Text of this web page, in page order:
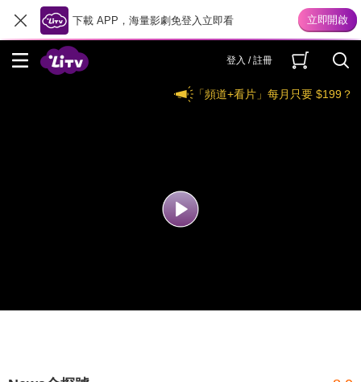
下載 APP，海量影劇免登入立即看
登入 / 註冊
「頻道+看片」每月只要 $199？